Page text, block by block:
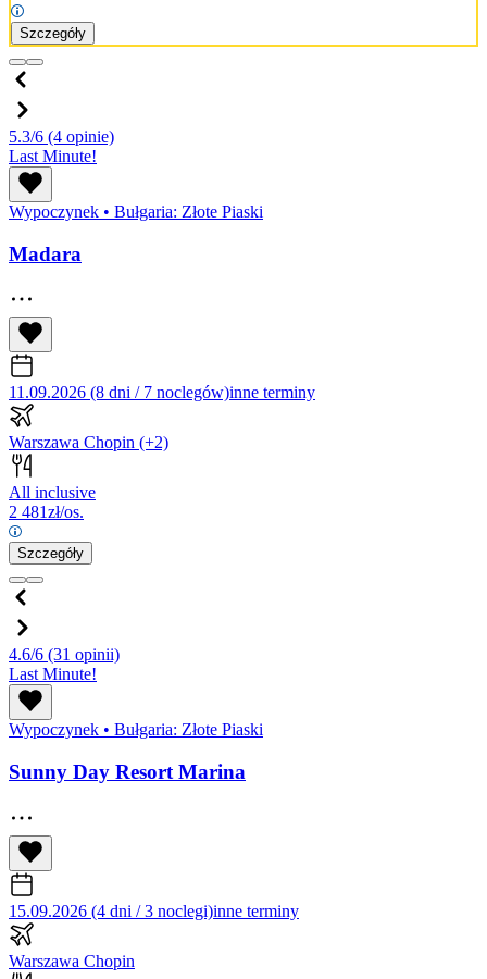
Szczegóły
5.3/6 (4 opinie)
Last Minute!
Wypoczynek • Bułgaria: Złote Piaski
Madara
11.09.2026 (8 dni / 7 noclegów)inne terminy
Warszawa Chopin (+2)
All inclusive
2 481zł/os.
Szczegóły
4.6/6 (31 opinii)
Last Minute!
Wypoczynek • Bułgaria: Złote Piaski
Sunny Day Resort Marina
15.09.2026 (4 dni / 3 noclegi)inne terminy
Warszawa Chopin